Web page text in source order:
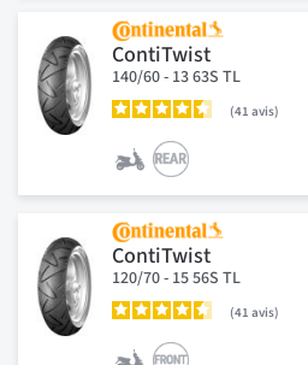
ContiTwist
140/60 - 13 63S TL
41 avis
ContiTwist
120/70 - 15 56S TL
41 avis